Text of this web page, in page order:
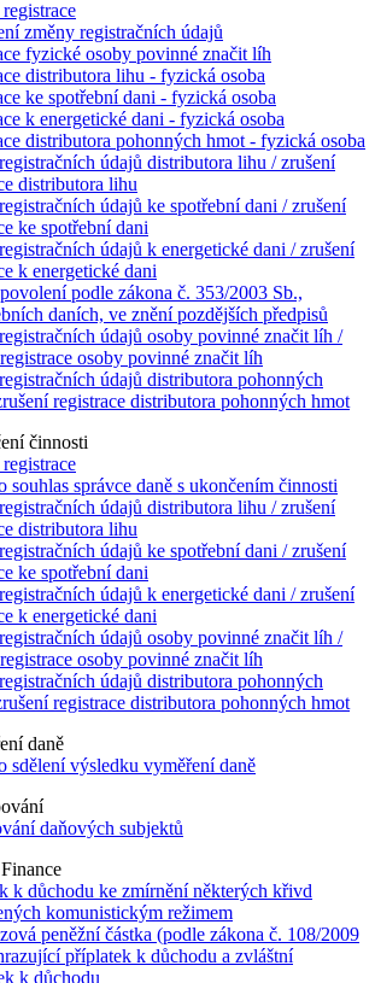
změny registračních údajů
fyzické osoby povinné značit líh
distributora lihu - fyzická osoba
ke spotřební dani - fyzická osoba
k energetické dani - fyzická osoba
distributora pohonných hmot - fyzická osoba
údajů distributora lihu / zrušení
distributora lihu
údajů ke spotřební dani / zrušení
ke spotřební dani
údajů k energetické dani / zrušení
k energetické dani
podle zákona č. 353/2003 Sb.,
daních, ve znění pozdějších předpisů
údajů osoby povinné značit líh /
osoby povinné značit líh
údajů distributora pohonných
registrace distributora pohonných hmot
činnosti
souhlas správce daně s ukončením činnosti
údajů distributora lihu / zrušení
distributora lihu
údajů ke spotřební dani / zrušení
ke spotřební dani
údajů k energetické dani / zrušení
k energetické dani
údajů osoby povinné značit líh /
osoby povinné značit líh
údajů distributora pohonných
registrace distributora pohonných hmot
daně
sdělení výsledku vyměření daně
daňových subjektů
k důchodu ke zmírnění některých křivd
komunistickým režimem
peněžní částka (podle zákona č. 108/2009
příplatek k důchodu a zvláštní
k důchodu